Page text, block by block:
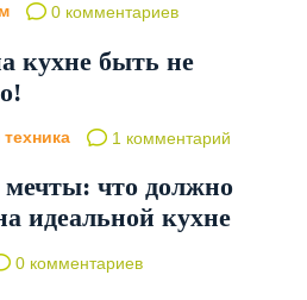
0 комментариев
кухне быть не
1 комментарий
что должно
идеальной кухне
0 комментариев